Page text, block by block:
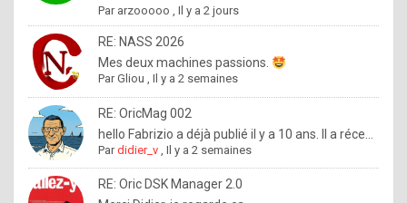
d
b
y
o
l
e
Par arzooooo ,Il y a 2 jours
RE: NASS 2026
Mes deux machines passions.
ParGliou ,Il y a 2 semaines
RE: OricMag 002
hello Fabrizio a déjà publié il y a 10 ans. Il a réce...
Pardidier_v ,Il y a 2 semaines
RE: Oric DSK Manager 2.0